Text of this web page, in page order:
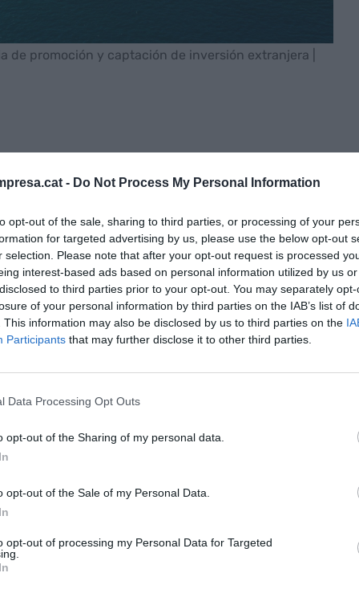
- Do Not Process My Personal Information
opt-out of the sale, sharing to third parties, or processing of your
for targeted advertising by us, please use the below opt-out
selection. Please note that after your opt-out request is processed
interest-based ads based on personal information utilized by us
to third parties prior to your opt-out. You may separately
of your personal information by third parties on the IAB’s list of
This information may also be disclosed by us to third parties on the
Participants that may further disclose it to other third parties.
Data Processing Opt Outs
opt-out of the Sharing of my personal data.
opt-out of the Sale of my Personal Data.
opt-out of processing my Personal Data for Targeted
de promoción y captación de inversión extranjera |
de euros en inversión extranjera durante el
publicados por el ministerio deIndustria,
97% más elevadaque en los mismos tres
357,4 millones de euros. Todo y el
lejos de la inversión captada el primer
millones de euros.
extranjera cayó un 11,7% respecto al
euros , el que supuso el nivel más bajo desde el
y la inversión se fue recuperando hasta los
trimestre.
preferida de Google de
de actualidad